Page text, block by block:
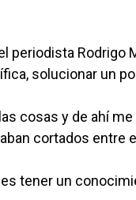
periodista
solucionar un
cosas y de ahí
cortados entre
tener un